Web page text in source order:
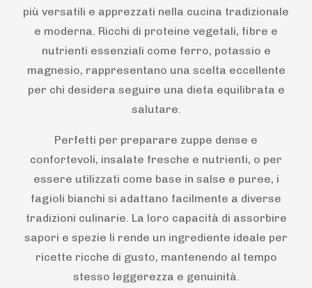
più versatili e apprezzati nella cucina tradizionale
e moderna. Ricchi di proteine vegetali, fibre e
nutrienti essenziali come ferro, potassio e
magnesio, rappresentano una scelta eccellente
per chi desidera seguire una dieta equilibrata e
salutare.
Perfetti per preparare zuppe dense e
confortevoli, insalate fresche e nutrienti, o per
essere utilizzati come base in salse e puree, i
fagioli bianchi si adattano facilmente a diverse
tradizioni culinarie. La loro capacità di assorbire
sapori e spezie li rende un ingrediente ideale per
ricette ricche di gusto, mantenendo al tempo
stesso leggerezza e genuinità.